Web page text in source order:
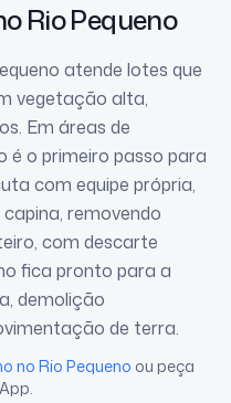
Rio Pequeno
atende lotes que
vegetação alta,
Em áreas de
é o primeiro passo para
com equipe própria,
removendo
com descarte
fica pronto para a
demolição
de terra.
no Rio Pequeno ou peça